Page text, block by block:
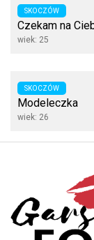
SKOCZÓW
Czekam na
wiek: 25
SKOCZÓW
Modeleczka
wiek: 26